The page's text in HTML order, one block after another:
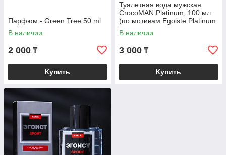
Парфюм - Green Tree 50 ml
В наличии
2 000 ₸
Купить
Туалетная вода мужская
CrocoMAN Platinum, 100 мл
(по мотивам Egoiste Platinum
(Chanel)
В наличии
3 000 ₸
Купить